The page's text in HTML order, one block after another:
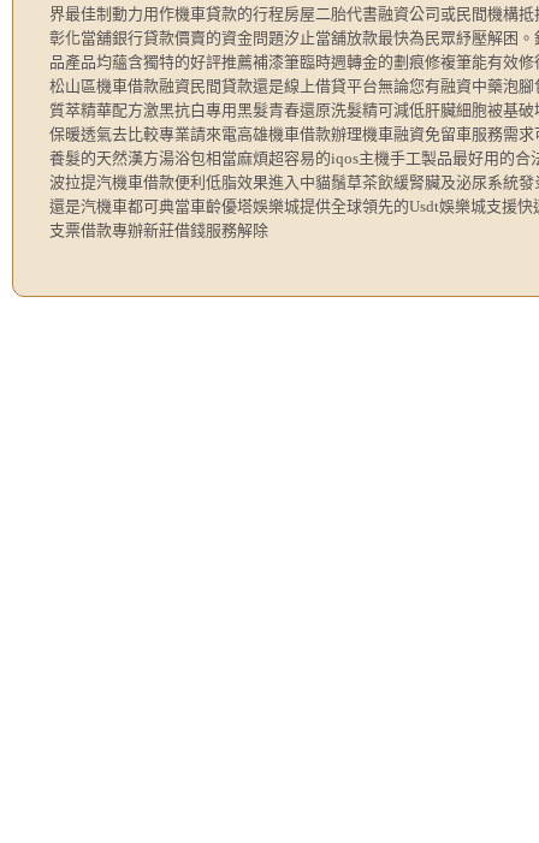
界最佳制動力用作機車貸款的行程房屋二胎代書融資公司或民間機構
彰化當舖銀行貸款價賣的資金問題汐止當舖放款最快為民眾紓壓解困
品產品均蘊含獨特的好評推薦補漆筆臨時週轉金的劃痕修複筆能有效
松山區機車借款融資民間貸款還是線上借貸平台無論您有融資中藥泡
質萃精華配方激黑抗白專用黑髮青春還原洗髮精可減低肝臟細胞被基
保暖透氣去比較專業請來電高雄機車借款辦理機車融資免留車服務需
養髮的天然漢方湯浴包相當麻煩超容易的iqos主機手工製品最好用的
波拉提汽機車借款便利低脂效果進入中貓鬚草茶飲緩腎臟及泌尿系統
還是汽機車都可典當車齡優塔娛樂城提供全球領先的Usdt娛樂城支援
支票借款專辦新莊借錢服務解除